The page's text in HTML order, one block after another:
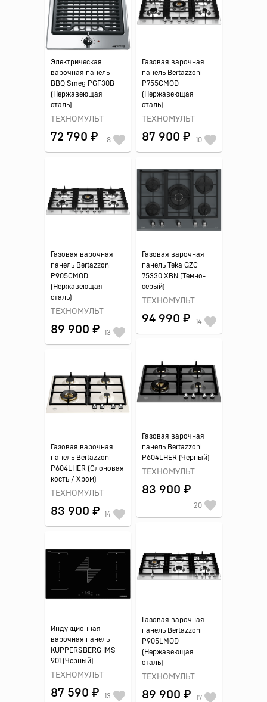
Электрическая
варочная панель
BBQ Smeg PGF30B
(Нержавеющая
сталь)
ТЕХНОМУЛЬТ
72 790 ₽ 8
Газовая варочная
панель Bertazzoni
P755CMOD
(Нержавеющая
сталь)
ТЕХНОМУЛЬТ
87 900 ₽ 10
Газовая варочная
панель Bertazzoni
P905CMOD
(Нержавеющая
сталь)
ТЕХНОМУЛЬТ
89 900 ₽ 13
Газовая варочная
панель Teka GZC
75330 XBN (Темно-
серый)
ТЕХНОМУЛЬТ
94 990 ₽ 14
Газовая варочная
панель Bertazzoni
P604LHER (Черный)
ТЕХНОМУЛЬТ
83 900 ₽
20
Газовая варочная
панель Bertazzoni
P604LHER (Слоновая
кость / Хром)
ТЕХНОМУЛЬТ
83 900 ₽ 14
Газовая варочная
панель Bertazzoni
P905LMOD
(Нержавеющая
сталь)
ТЕХНОМУЛЬТ
89 900 ₽ 17
Индукционная
варочная панель
KUPPERSBERG IMS
901 (Черный)
ТЕХНОМУЛЬТ
87 590 ₽ 13